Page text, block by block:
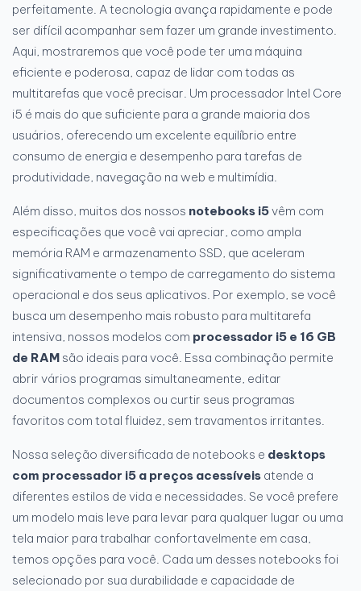
perfeitamente. A tecnologia avança rapidamente e pode
ser difícil acompanhar sem fazer um grande investimento.
Aqui, mostraremos que você pode ter uma máquina
eficiente e poderosa, capaz de lidar com todas as
multitarefas que você precisar. Um processador Intel Core
i5 é mais do que suficiente para a grande maioria dos
usuários, oferecendo um excelente equilíbrio entre
consumo de energia e desempenho para tarefas de
produtividade, navegação na web e multimídia.
Além disso, muitos dos nossos notebooks i5vêm com
especificações que você vai apreciar, como ampla
memória RAM e armazenamento SSD, que aceleram
significativamente o tempo de carregamento do sistema
operacional e dos seus aplicativos. Por exemplo, se você
busca um desempenho mais robusto para multitarefa
intensiva, nossos modelos com processador i5 e 16 GB
de RAM são ideais para você. Essa combinação permite
abrir vários programas simultaneamente, editar
documentos complexos ou curtir seus programas
favoritos com total fluidez, sem travamentos irritantes.
Nossa seleção diversificada de notebooks e desktops
com processador i5 a preços acessíveis atende a
diferentes estilos de vida e necessidades. Se você prefere
um modelo mais leve para levar para qualquer lugar ou uma
tela maior para trabalhar confortavelmente em casa,
temos opções para você. Cada um desses notebooks foi
selecionado por sua durabilidade e capacidade de